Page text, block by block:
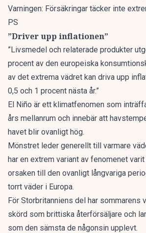
Varningen: Försäkringar täcker inte
PS
”Driver upp inflationen”
”Livsmedel och relaterade produkter
procent av den europeiska
av det extrema vädret kan driva upp
0,5 och 1 procent nästa år.”
El Niño är ett klimatfenomen som
års mellanrum och innebär att
havet blir ovanligt hög.
Mönstret leder generellt till varmare
har en extrem variant av fenomenet
orsaken till den ovanligt långvariga
torrt väder i Europa.
För Storbritanniens del har sommarens
skörd som brittiska återförsäljare och
som den sämsta de någonsin upplevt.